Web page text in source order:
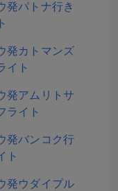
発パトナ行き
発カトマンズ
イト
発アムリトサ
ライト
発バンコク行
ト
発ウダイプル